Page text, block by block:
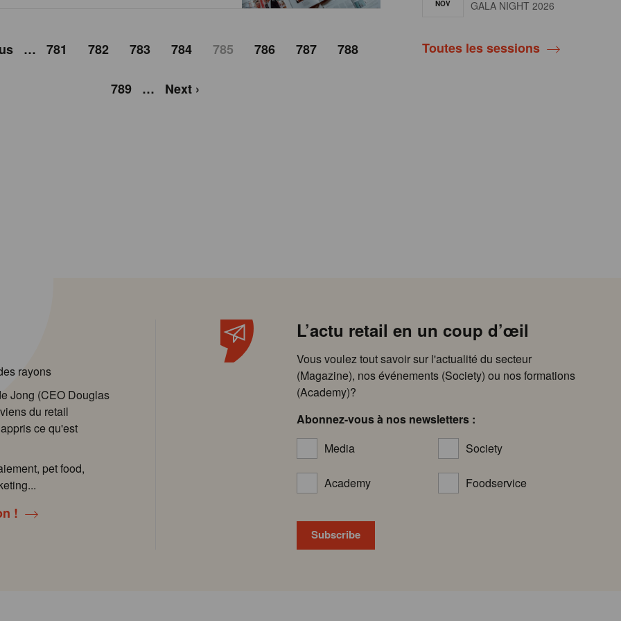
… 781 782 783 784 785 786 787 788
789 … Next ›
NOV GALA NIGHT 2026
Toutes les sessions
rayons
Jong (CEO Douglas
du retail
ce qu'est
pet food,
!
L’actu retail en un coup d’œil
Vous voulez tout savoir sur l'actualité du secteur
(Magazine), nos événements (Society) ou nos formations
(Academy)?
Abonnez-vous à nos newsletters :
Media
Society
Academy Foodservice